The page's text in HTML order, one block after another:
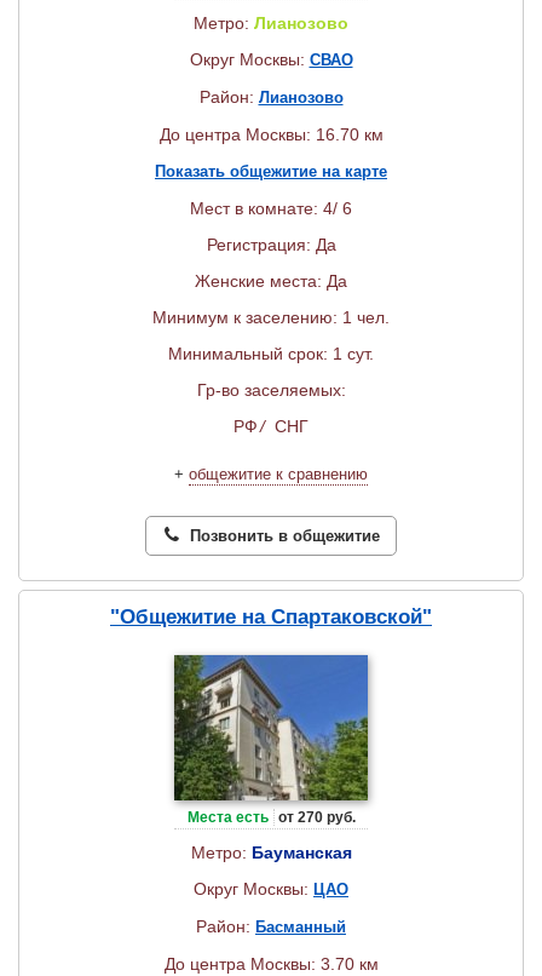
Метро: Лианозово
Округ Москвы: СВАО
Район: Лианозово
До центра Москвы: 16.70 км
Показать общежитие на карте
Мест в комнате: 4/ 6
Регистрация: Да
Женские места: Да
Минимум к заселению: 1 чел.
Минимальный срок: 1 сут.
Гр-во заселяемых:
РФ/ СНГ
+ общежитие к сравнению
Позвонить в общежитие
"Общежитие на Спартаковской"
Места есть от 270 руб.
Метро: Бауманская
Округ Москвы: ЦАО
Район: Басманный
До центра Москвы: 3.70 км